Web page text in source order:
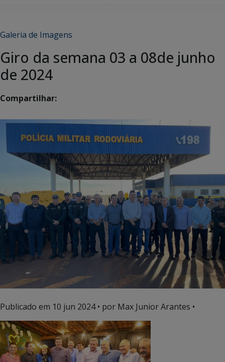
Galeria de Imagens
Giro da semana 03 a 08de junho
de 2024
Compartilhar:
Publicado em 10 jun 2024• por Max Junior Arantes •